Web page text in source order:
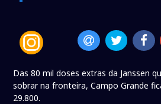
Das 80 mil doses extras da Janssen
sobrar na fronteira, Campo Grande
29.800.